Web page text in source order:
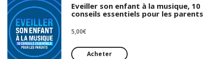
Eveiller son enfant à la musique, 10
conseils essentiels pour les parents
5,00€
Acheter